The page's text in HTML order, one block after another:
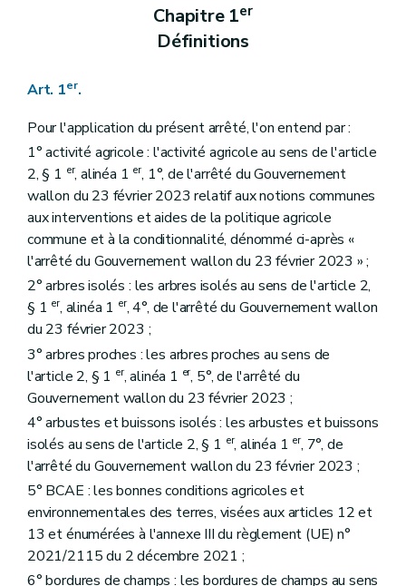
Chapitre 1er
Définitions
Art. 1er.
Pour l'application du présent arrêté, l'on entend par :
1° activité agricole : l'activité agricole au sens de l'article
2, § 1 er, alinéa 1 er, 1°, de l'arrêté du Gouvernement
wallon du 23 février 2023 relatif aux notions communes
aux interventions et aides de la politique agricole
commune et à la conditionnalité, dénommé ci-après «
l'arrêté du Gouvernement wallon du 23 février 2023 » ;
2° arbres isolés : les arbres isolés au sens de l'article 2,
§ 1 er, alinéa 1 er, 4°, de l'arrêté du Gouvernement wallon
du 23 février 2023 ;
3° arbres proches : les arbres proches au sens de
l'article 2, § 1 er, alinéa 1 er, 5°, de l'arrêté du
Gouvernement wallon du 23 février 2023 ;
4° arbustes et buissons isolés : les arbustes et buissons
isolés au sens de l'article 2, § 1 er, alinéa 1 er, 7°, de
l'arrêté du Gouvernement wallon du 23 février 2023 ;
5° BCAE : les bonnes conditions agricoles et
environnementales des terres, visées aux articles 12 et
13 et énumérées à l'annexe III du règlement (UE) n°
2021/2115 du 2 décembre 2021 ;
6° bordures de champs : les bordures de champs au sens